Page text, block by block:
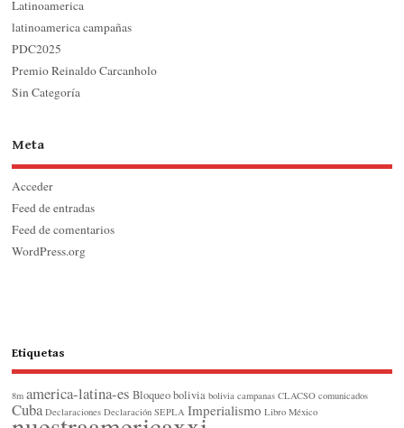
Latinoamerica
latinoamerica campañas
PDC2025
Premio Reinaldo Carcanholo
Sin Categoría
Meta
Acceder
Feed de entradas
Feed de comentarios
WordPress.org
Etiquetas
8m america-latina-es Bloqueo bolivia bolivia campanas CLACSO comunicados
Cuba Declaraciones Declaración SEPLA Imperialismo Libro México